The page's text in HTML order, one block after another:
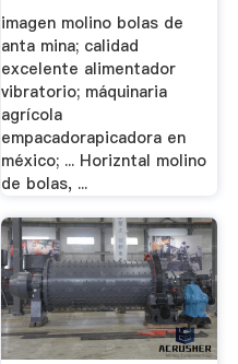
imagen molino bolas de
anta mina; calidad
excelente alimentador
vibratorio; máquinaria
agrícola
empacadorapicadora en
méxico; ... Horizntal molino
de bolas, ...